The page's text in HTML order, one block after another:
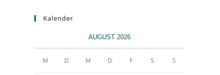
Kalender
AUGUST 2026
M D M D F S S